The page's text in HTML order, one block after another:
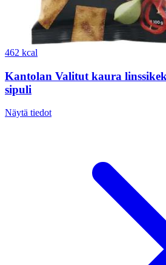
462 kcal
Kantolan Valitut kaura
sipuli
Näytä tiedot